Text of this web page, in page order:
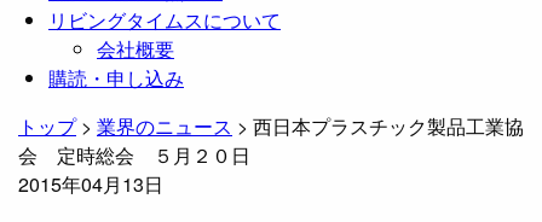
リビングタイムスについて
会社概要
購読・申し込み
トップ> 業界のニュース > 西日本プラスチック製品工業協
会 定時総会 ５月２０日
2015年04月13日